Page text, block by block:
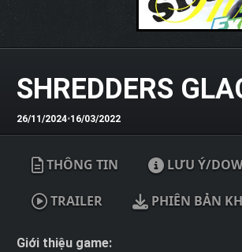
SHREDDERS
26/11/2024•16/03/2022
THÔNG TIN LƯU Ý/
TRAILER PHIÊN BẢN
Giới thiệu game: